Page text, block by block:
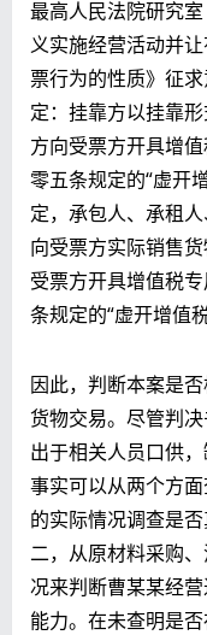
最高人民法院研究
义实施经营活动并
票行为的性质》征
定：挂靠方以挂靠
方向受票方开具增
零五条规定的“虚开
定，承包人、承租
向受票方实际销售
受票方开具增值税
条规定的“虚开增值
因此，判断本案是
货物交易。尽管判
出于相关人员口供
事实可以从两个方
的实际情况调查是
二，从原材料采购
况来判断曹某某经
能力。在未查明是